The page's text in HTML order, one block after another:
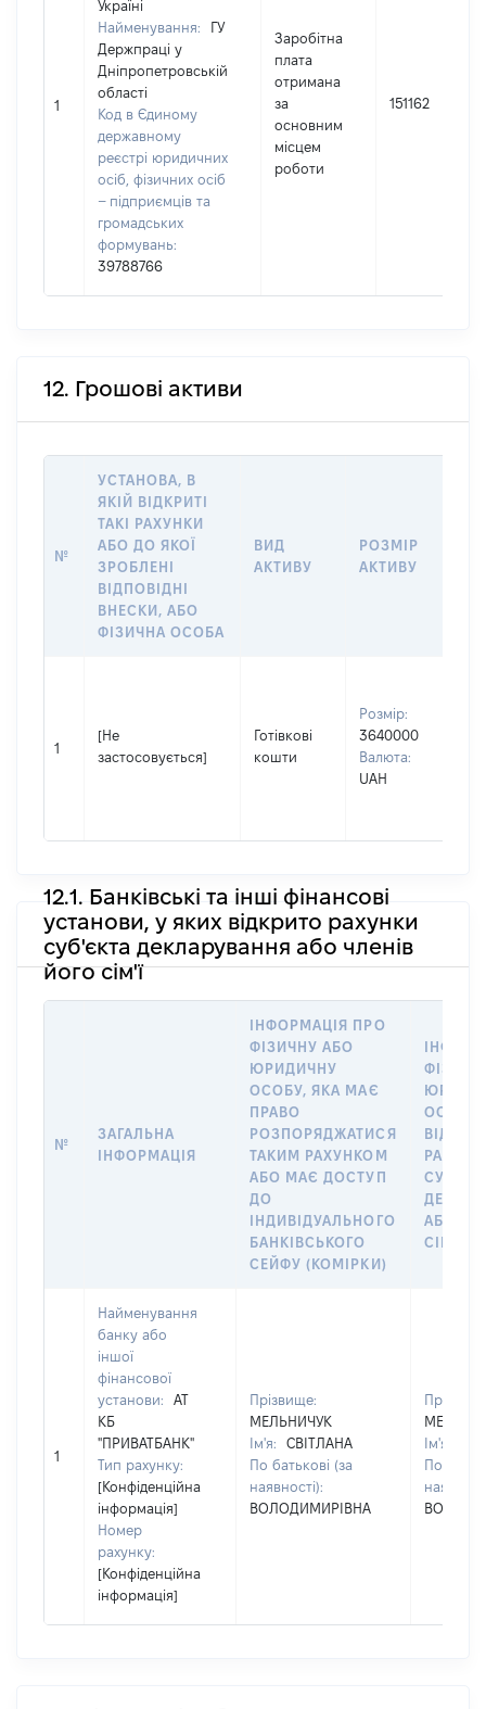
1
Україні
Найменування:
ГУ
Держпраці у
Дніпропетровській
області
Код в Єдиному
державному
реєстрі юридичних
осіб, фізичних осіб
– підприємців та
громадських
формувань:
39788766
Заробітна
плата
отримана
за
основним
місцем
роботи
151162
12. Грошові активи
№
УСТАНОВА, В
ЯКІЙ ВІДКРИТІ
ТАКІ РАХУНКИ
АБО ДО ЯКОЇ
ЗРОБЛЕНІ
ВІДПОВІДНІ
ВНЕСКИ, АБО
ФІЗИЧНА ОСОБА
ВИД
АКТИВУ
РОЗМІР
АКТИВУ
1
[Не
застосовується]
Готівкові
кошти
Розмір:
3640000
Валюта:
UAH
12.1. Банківські та інші фінансові
установи, у яких відкрито рахунки
суб'єкта декларування або членів
його сім'ї
№
ЗАГАЛЬНА
ІНФОРМАЦІЯ
ІНФОРМАЦІЯ ПРО
ФІЗИЧНУ АБО
ЮРИДИЧНУ
ОСОБУ, ЯКА МАЄ
ПРАВО
РОЗПОРЯДЖАТИСЯ
ТАКИМ РАХУНКОМ
АБО МАЄ ДОСТУП
ДО
ІНДИВІДУАЛЬНОГО
БАНКІВСЬКОГО
СЕЙФУ (КОМІРКИ)
ОСОБУ,
АБО
СІМ’Ї
1
Найменування
банку або
іншої
фінансової
установи:
АТ
КБ
"ПРИВАТБАНК"
Тип рахунку:
[Конфіденційна
інформація]
Номер
рахунку:
[Конфіденційна
інформація]
Прізвище:
МЕЛЬНИЧУК
Ім'я:
СВІТЛАНА
По батькові (за
наявності):
ВОЛОДИМИРІВНА
Ім'я:
По